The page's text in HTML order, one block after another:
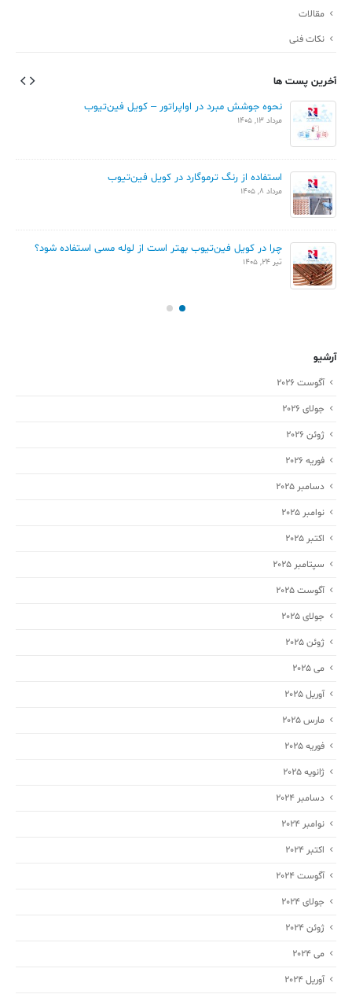
مقالات
نکات فنی
آخرین پست ها
نحوه جوشش مبرد در اواپراتور – کویل فین‌تیوب
مرداد 13, 1405
استفاده از رنگ ترموگارد در کویل فین‌تیوب
مرداد 8, 1405
چرا در کویل فین‌تیوب بهتر است از لوله مسی استفاده شود؟
تیر 24, 1405
آرشیو
آگوست 2026
جولای 2026
ژوئن 2026
فوریه 2026
دسامبر 2025
نوامبر 2025
اکتبر 2025
سپتامبر 2025
آگوست 2025
جولای 2025
ژوئن 2025
می 2025
آوریل 2025
مارس 2025
فوریه 2025
ژانویه 2025
دسامبر 2024
نوامبر 2024
اکتبر 2024
آگوست 2024
جولای 2024
ژوئن 2024
می 2024
آوریل 2024